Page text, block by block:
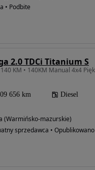
• Podbite
2.0 TDCi Titanium S
656 km Diesel
(Warmińsko-mazurskie)
sprzedawca • Opublikowano